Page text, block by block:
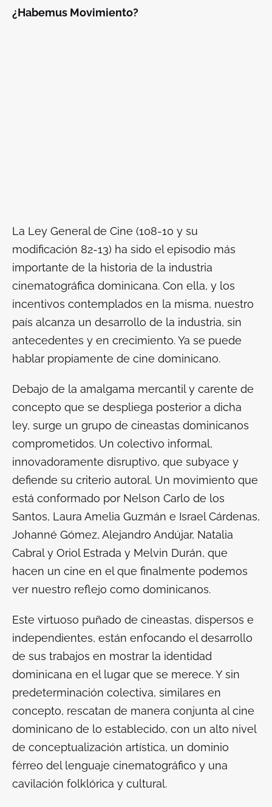
¿Habemus Movimiento?
La Ley General de Cine (108-10 y su
modificación 82-13) ha sido el episodio más
importante de la historia de la industria
cinematográfica dominicana. Con ella, y los
incentivos contemplados en la misma, nuestro
país alcanza un desarrollo de la industria, sin
antecedentes y en crecimiento. Ya se puede
hablar propiamente de cine dominicano.
Debajo de la amalgama mercantil y carente de
concepto que se despliega posterior a dicha
ley, surge un grupo de cineastas dominicanos
comprometidos. Un colectivo informal,
innovadoramente disruptivo, que subyace y
defiende su criterio autoral. Un movimiento que
está conformado por Nelson Carlo de los
Santos, Laura Amelia Guzmán e Israel Cárdenas,
Johanné Gómez, Alejandro Andújar, Natalia
Cabral y Oriol Estrada y Melvin Durán, que
hacen un cine en el que finalmente podemos
ver nuestro reflejo como dominicanos.
Este virtuoso puñado de cineastas, dispersos e
independientes, están enfocando el desarrollo
de sus trabajos en mostrar la identidad
dominicana en el lugar que se merece. Y sin
predeterminación colectiva, similares en
concepto, rescatan de manera conjunta al cine
dominicano de lo establecido, con un alto nivel
de conceptualización artística, un dominio
férreo del lenguaje cinematográfico y una
cavilación folklórica y cultural.